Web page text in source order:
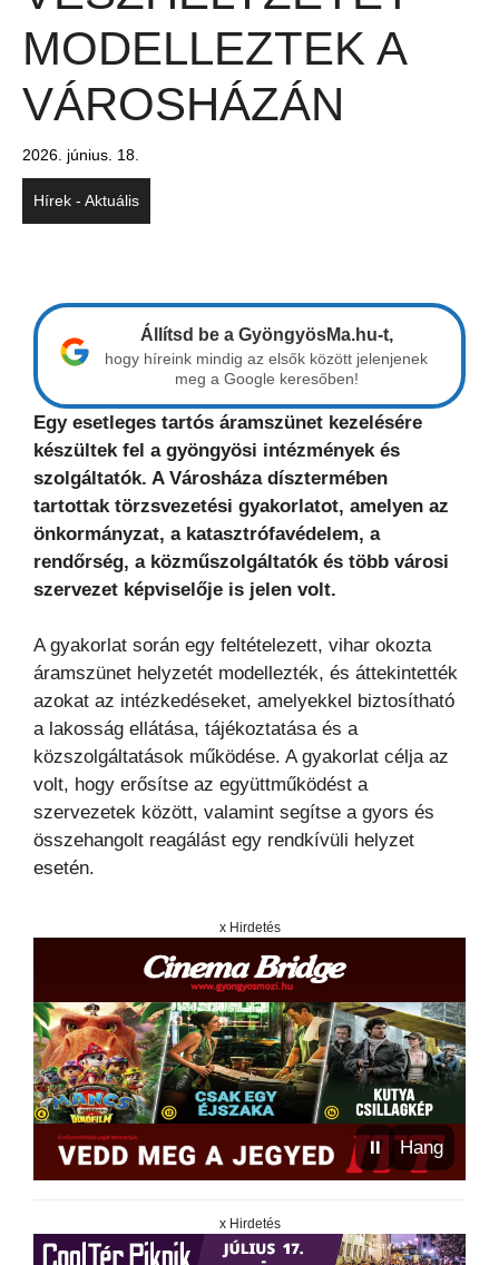
MODELLEZTEK A
VÁROSHÁZÁN
2026. június. 18.
Hírek - Aktuális
Állítsd be a GyöngyösMa.hu-t,
hogy híreink mindig az elsők között jelenjenek
meg a Google keresőben!
Egy esetleges tartós áramszünet kezelésére
készültek fel a gyöngyösi intézmények és
szolgáltatók. A Városháza dísztermében
tartottak törzsvezetési gyakorlatot, amelyen az
önkormányzat, a katasztrófavédelem, a
rendőrség, a közműszolgáltatók és több városi
szervezet képviselője is jelen volt.
A gyakorlat során egy feltételezett, vihar okozta
áramszünet helyzetét modellezték, és áttekintették
azokat az intézkedéseket, amelyekkel biztosítható
a lakosság ellátása, tájékoztatása és a
közszolgáltatások működése. A gyakorlat célja az
volt, hogy erősítse az együttműködést a
szervezetek között, valamint segítse a gyors és
összehangolt reagálást egy rendkívüli helyzet
esetén.
x Hirdetés
⏸ Hang
x Hirdetés